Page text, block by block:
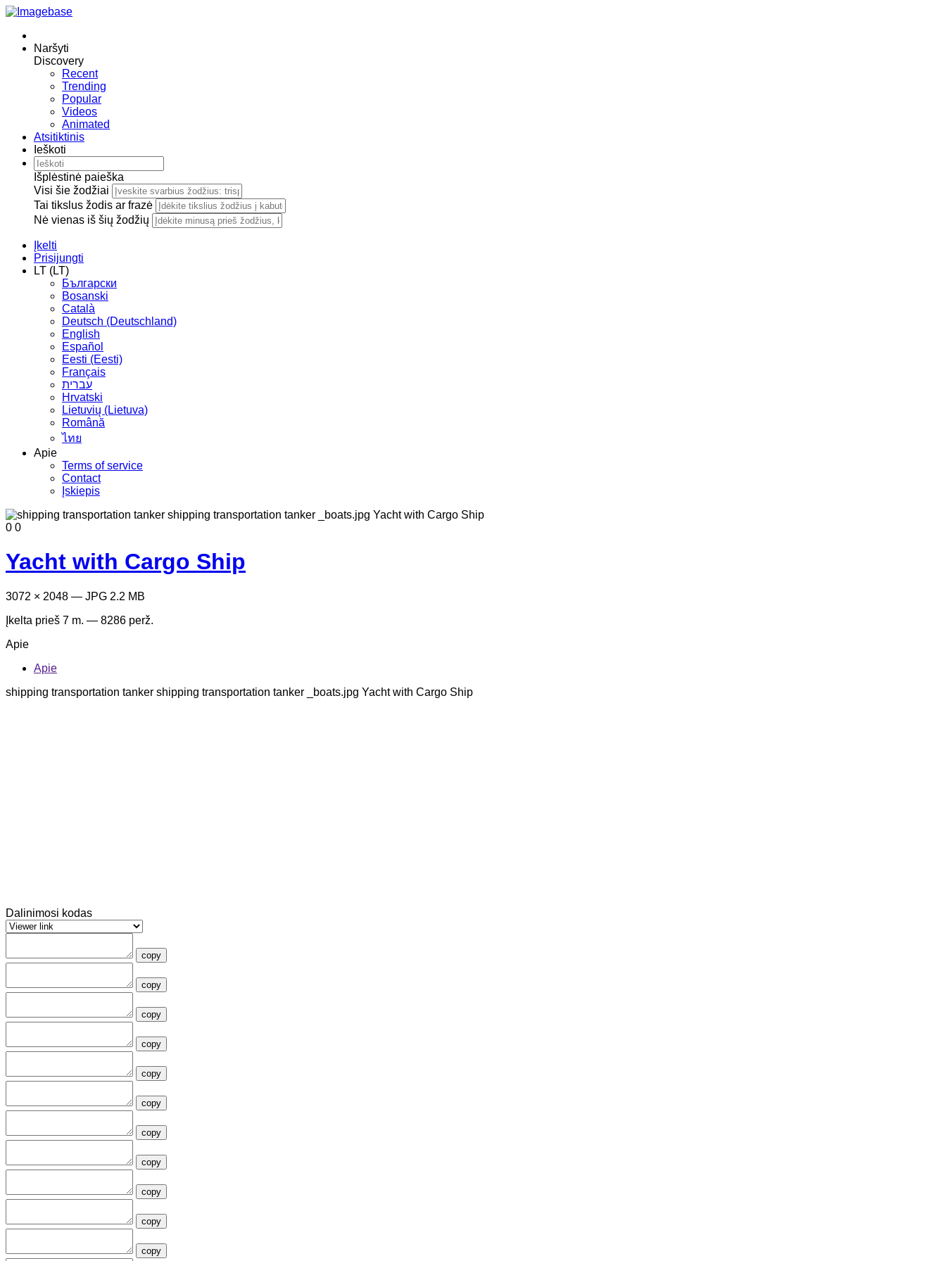
Naršyti
Discovery
Recent
Trending
Popular
Videos
Animated
Atsitiktinis
Ieškoti
Išplėstinė paieška
Visi šie žodžiai
Tai tikslus žodis ar frazė
Nė vienas iš šių žodžių
Įkelti
Prisijungti
LT (LT)
Български
Bosanski
Сatalà
Deutsch (Deutschland)
English
Español
Eesti (Eesti)
Français
עברית
Hrvatski
Lietuvių (Lietuva)
Română
ไทย
Apie
Terms of service
Contact
Įskiepis
0 0
Yacht with Cargo Ship
3072 × 2048 — JPG 2.2 MB
Įkelta prieš 7 m. — 8286 perž.
Apie
Apie
shipping transportation tanker shipping transportation tanker _boats.jpg Yacht with Cargo Ship
Dalinimosi kodas
copy
copy
copy
copy
copy
copy
copy
copy
copy
copy
copy